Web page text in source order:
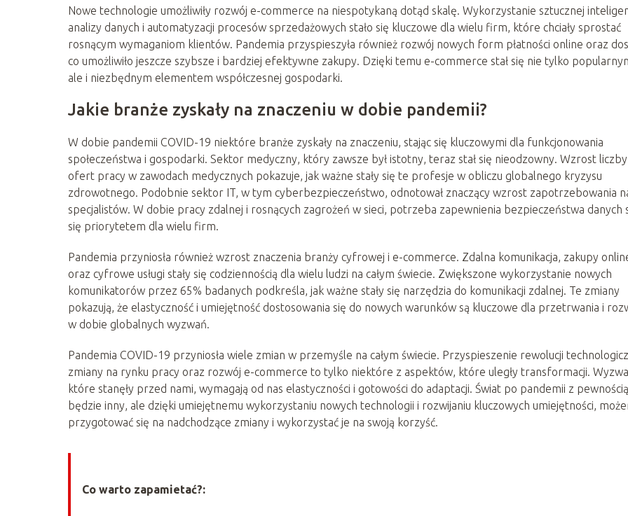
Nowe technologie umożliwiły rozwój e-commerce na niespotykaną dotąd skalę. Wykorzystanie sztucznej
analizy danych i automatyzacji procesów sprzedażowych stało się kluczowe dla wielu firm, które chciały sprostać
rosnącym wymaganiom klientów. Pandemia przyspieszyła również rozwój nowych form płatności online oraz
co umożliwiło jeszcze szybsze i bardziej efektywne zakupy. Dzięki temu e-commerce stał się nie tylko
ale i niezbędnym elementem współczesnej gospodarki.
Jakie branże zyskały na znaczeniu w dobie pandemii?
W dobie pandemii COVID-19 niektóre branże zyskały na znaczeniu, stając się kluczowymi dla funkcjonowania
społeczeństwa i gospodarki. Sektor medyczny, który zawsze był istotny, teraz stał się nieodzowny. Wzrost liczby
ofert pracy w zawodach medycznych pokazuje, jak ważne stały się te profesje w obliczu globalnego kryzysu
zdrowotnego. Podobnie sektor IT, w tym cyberbezpieczeństwo, odnotował znaczący wzrost zapotrzebowania
specjalistów. W dobie pracy zdalnej i rosnących zagrożeń w sieci, potrzeba zapewnienia bezpieczeństwa danych
się priorytetem dla wielu firm.
Pandemia przyniosła również wzrost znaczenia branży cyfrowej i e-commerce. Zdalna komunikacja, zakupy
oraz cyfrowe usługi stały się codziennością dla wielu ludzi na całym świecie. Zwiększone wykorzystanie nowych
komunikatorów przez 65% badanych podkreśla, jak ważne stały się narzędzia do komunikacji zdalnej. Te zmiany
pokazują, że elastyczność i umiejętność dostosowania się do nowych warunków są kluczowe dla przetrwania i
w dobie globalnych wyzwań.
Pandemia COVID-19 przyniosła wiele zmian w przemyśle na całym świecie. Przyspieszenie rewolucji
zmiany na rynku pracy oraz rozwój e-commerce to tylko niektóre z aspektów, które uległy transformacji.
które stanęły przed nami, wymagają od nas elastyczności i gotowości do adaptacji. Świat po pandemii z pewnością
będzie inny, ale dzięki umiejętnemu wykorzystaniu nowych technologii i rozwijaniu kluczowych umiejętności,
przygotować się na nadchodzące zmiany i wykorzystać je na swoją korzyść.
Co warto zapamietać?: